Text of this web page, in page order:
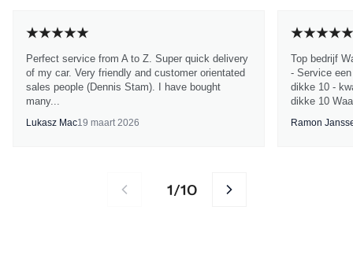
Perfect service from A to Z. Super quick delivery
of my car. Very friendly and customer orientated
sales people (Dennis Stam). I have bought
many...
Lukasz Mac19 maart 2026
Top bedrijf
- Service
dikke 10 -
dikke 10
Ramon
1/10